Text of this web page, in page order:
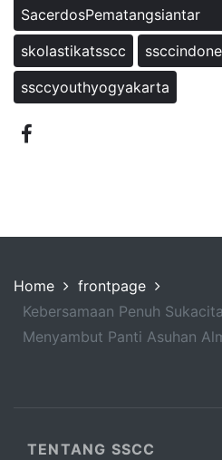
SacerdosPematangsiantar
skolastikatsscc
ssccyouthyogyakarta
Home
frontpage
Kebersamaan Penuh
Menyambut Panti Asuhan
TENTANG SSCC